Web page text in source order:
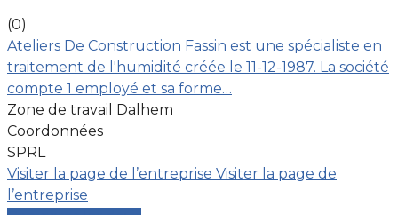
(0)
Ateliers De Construction Fassin est une spécialiste en
traitement de l'humidité créée le 11-12-1987. La société
compte 1 employé et sa forme…
Zone de travail Dalhem
Coordonnées
SPRL
Visiter la page de l’entreprise Visiter la page de
l’entreprise